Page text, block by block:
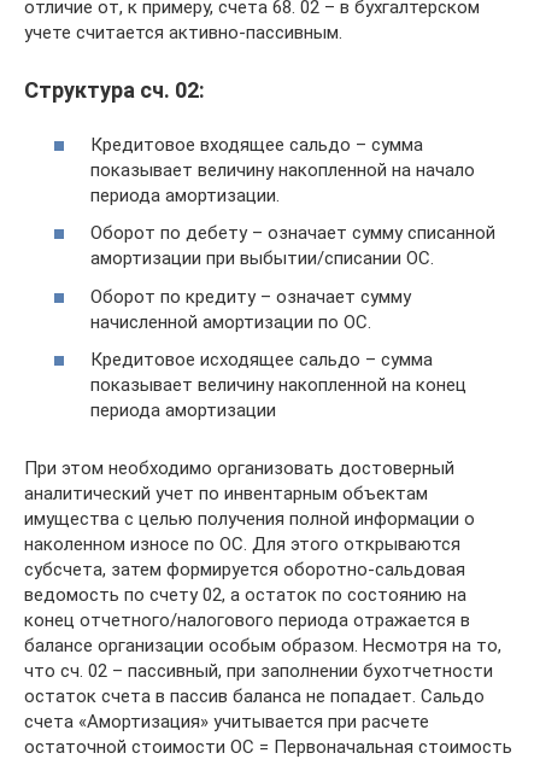
отличие от, к примеру, счета 68. 02 – в бухгалтерском
учете считается активно-пассивным.
Структура сч. 02:
Кредитовое входящее сальдо – сумма
показывает величину накопленной на начало
периода амортизации.
Оборот по дебету – означает сумму списанной
амортизации при выбытии/списании ОС.
Оборот по кредиту – означает сумму
начисленной амортизации по ОС.
Кредитовое исходящее сальдо – сумма
показывает величину накопленной на конец
периода амортизации
При этом необходимо организовать достоверный
аналитический учет по инвентарным объектам
имущества с целью получения полной информации о
наколенном износе по ОС. Для этого открываются
субсчета, затем формируется оборотно-сальдовая
ведомость по счету 02, а остаток по состоянию на
конец отчетного/налогового периода отражается в
балансе организации особым образом. Несмотря на то,
что сч. 02 – пассивный, при заполнении бухотчетности
остаток счета в пассив баланса не попадает. Сальдо
счета «Амортизация» учитывается при расчете
остаточной стоимости ОС = Первоначальная стоимость